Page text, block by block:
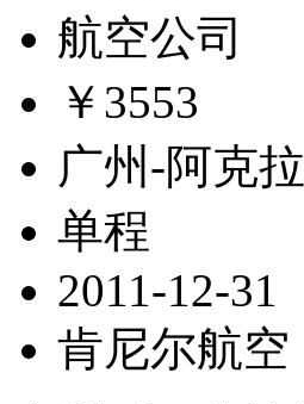
航空公司
￥3553
广州-阿克拉
单程
2011-12-31
肯尼尔航空